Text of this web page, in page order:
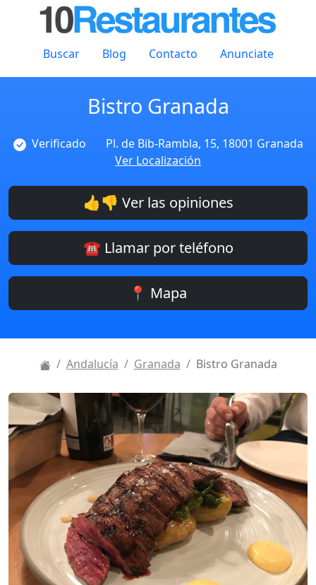
Buscar Blog Contacto Anunciate
Bistro Granada
Verificado
Pl. de Bib-Rambla, 15, 18001 Granada
Ver Localización
👍👎 Ver las opiniones
☎️ Llamar por teléfono
📍 Mapa
Andalucía Granada Bistro Granada